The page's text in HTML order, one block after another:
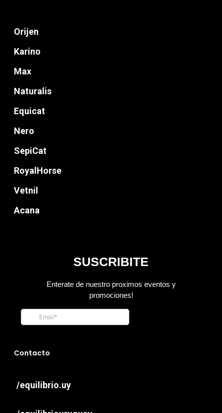
Orijen
Karino
Max
Naturalis
Equicat
Nero
SepiCat
RoyalHorse
Vetnil
Acana
Contacto
/equilibrio.uy